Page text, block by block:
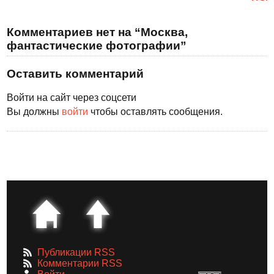
Комментариев нет на “Москва,
фантастические фотографии”
Оставить комментарий
Войти на сайт через соцсети
Вы должны войти чтобы оставлять сообщения.
Публикации RSS
Комментарии RSS